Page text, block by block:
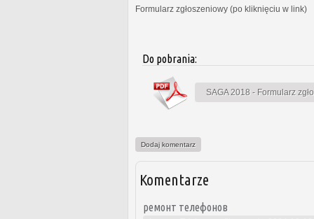
Formularz zgłoszeniowy (po kliknięciu w link)
Do pobrania:
SAGA 2018 - Formularz
Dodaj komentarz
Komentarze
ремонт телефонов